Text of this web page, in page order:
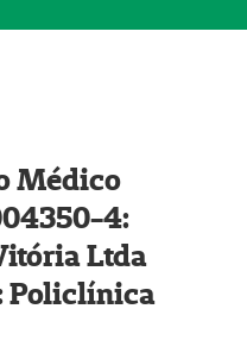
Médico
4:
Ltda
Policlínica